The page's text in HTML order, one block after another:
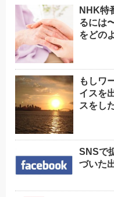
NHK特
るには
をどの
もしワ
イスを
スをし
SNSで
づいた